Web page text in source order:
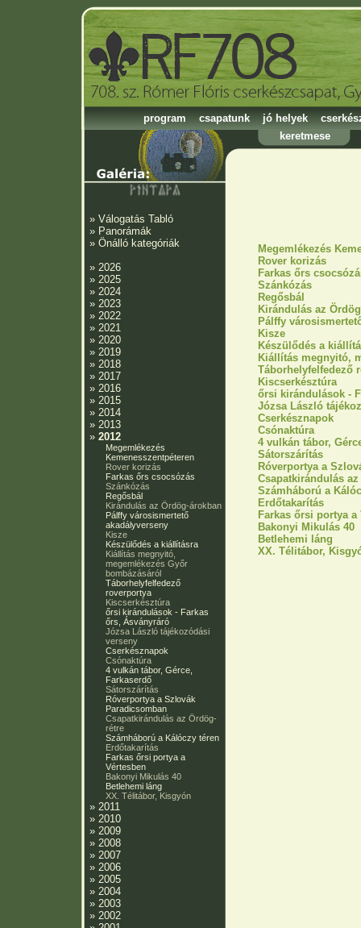
program csapatunk jó helyek
keretmese
» Válogatás Tabló
» Panorámák
» Önálló kategóriák
» 2026
» 2025
» 2024
» 2023
» 2022
» 2021
» 2020
» 2019
» 2018
» 2017
» 2016
» 2015
» 2014
» 2013
» 2012
Megemlékezés
Kemenesszentpéteren
Rover korizás
Farkas őrs csocsózás
Szánkózás
Regősbál
Kirándulás az Ördög-árokban
Pálffy városismertető
akadályverseny
Kisze
Készülődés a kiállításra
Kiállítás megnyitó,
megemlékezés Győr
bombázásáról
Táborhelyfelfedező
roverportya
Kiscserkésztúra
őrsi kirándulások - Farkas
őrs, Ásványráró
Józsa László tájékozódási
verseny
Cserkésznapok
Csónaktúra
4 vulkán tábor, Gérce,
Farkaserdő
Sátorszárítás
Róverportya a Szlovák
Paradicsomban
Csapatkirándulás az Ördög-
rétre
Számháború a Kálóczy téren
Erdőtakarítás
Farkas őrsi portya a
Vértesben
Bakonyi Mikulás 40
Betlehemi láng
XX. Télitábor, Kisgyón
» 2011
» 2010
» 2009
» 2008
» 2007
» 2006
» 2005
» 2004
» 2003
» 2002
Megemlékezés
Rover korizás
Farkas őrs
Szánkózás
Regősbál
Kirándulás az
Pálffy
Kisze
Készülődés a
Kiállítás megnyitó,
Táborhelyfelfedező
Kiscserkésztúra
őrsi kirándulások -
Józsa László
Cserkésznapok
Csónaktúra
4 vulkán tábor,
Sátorszárítás
Róverportya a
Csapatkirándulás
Számháború a
Erdőtakarítás
Farkas őrsi portya a
Bakonyi Mikulás 40
Betlehemi láng
XX. Télitábor,